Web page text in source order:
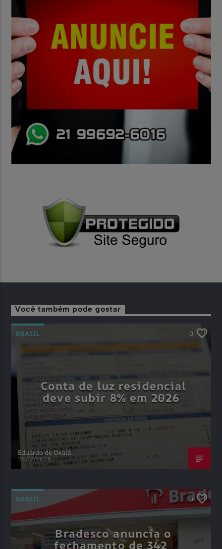
Você também pode gostar
BRASIL 0
Conta de luz residencial
deve subir 8% em 2026
Eduardo de Oxalá
20/12/2025
BRASIL 0
Bradesco anuncia o
fechamento de 342